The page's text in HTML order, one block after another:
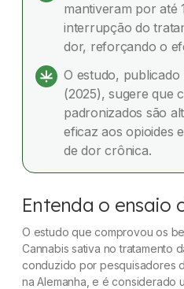
mantiveram por até
interrupção do
dor, reforçando o
O estudo,
(2025), sugere que
padronizados são
eficaz aos opioides
de dor crônica.
Entenda o ensaio
O estudo que comprovou os
Cannabis sativa no tratamento
conduzido por pesquisadores
na Alemanha, e é considerado